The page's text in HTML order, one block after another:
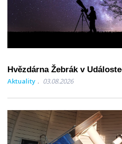
Hvězdárna Žebrák v
Aktuality 03.08.2026